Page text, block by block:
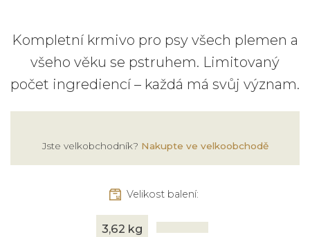
Kompletní krmivo pro psy všech plemen a
všeho věku se pstruhem. Limitovaný
počet ingrediencí – každá má svůj význam.
Jste velkobchodník? Nakupte ve velkoobchodě
Velikost balení:
3,62 kg